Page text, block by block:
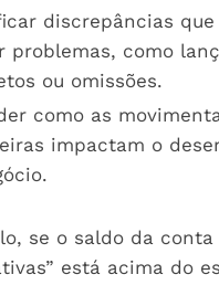
discrepâncias que
problemas, como
ou omissões.
como as
impactam o
se o saldo da conta
está acima do